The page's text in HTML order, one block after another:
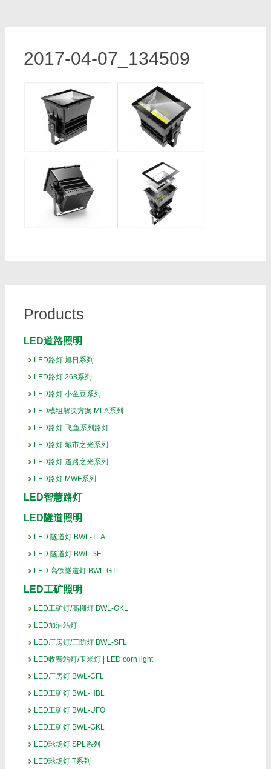
2017-04-07_134509
Products
LED道路照明
LED路灯 旭日系列
LED路灯 268系列
LED路灯 小金豆系列
LED模组解决方案 MLA系列
LED路灯-飞鱼系列路灯
LED路灯 城市之光系列
LED路灯 道路之光系列
LED路灯 MWF系列
LED智慧路灯
LED隧道照明
LED 隧道灯 BWL-TLA
LED 隧道灯 BWL-SFL
LED 高铁隧道灯 BWL-GTL
LED工矿照明
LED工矿灯/高棚灯 BWL-GKL
LED加油站灯
LED厂房灯/三防灯 BWL-SFL
LED收费站灯/玉米灯 | LED corn light
LED厂房灯 BWL-CFL
LED工矿灯 BWL-HBL
LED工矿灯 BWL-UFO
LED工矿灯 BWL-GKL
LED球场灯 SPL系列
LED球场灯 T系列